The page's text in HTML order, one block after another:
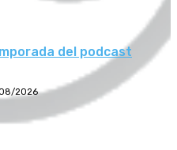
del podcast
2026